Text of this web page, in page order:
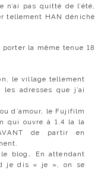
n’ai pas quitté de l’été,
tellement HAN déniché
la même tenue 18
le village tellement
adresses que j’ai
d’amour, le Fujifilm
qui ouvre à 1.4 la la
de partir en
blog… En attendant
je dis « je », on se